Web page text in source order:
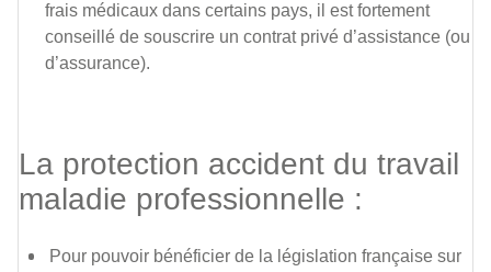
frais médicaux dans certains pays, il est fortement
conseillé de souscrire un contrat privé d’assistance (ou
d’assurance).
La protection accident du travail
maladie professionnelle :
Pour pouvoir bénéficier de la législation française sur